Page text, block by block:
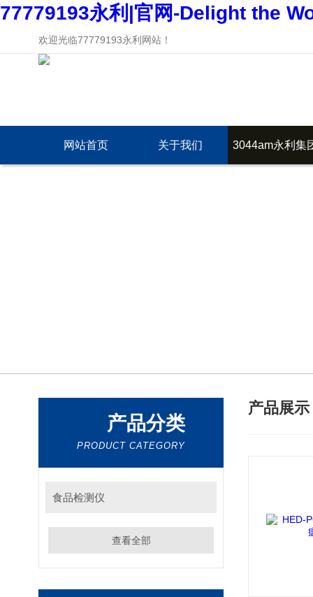
77779193永利|官网-Delight the
欢迎光临77779193永利网站！
网站首页 关于我们 3044am永利集
产品分类
PRODUCT CATEGORY
食品检测仪
查看全部
产品展示